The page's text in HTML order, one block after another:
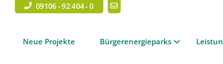
09106 - 92 404 - 0
Neue Projekte Bürgerenergieparks